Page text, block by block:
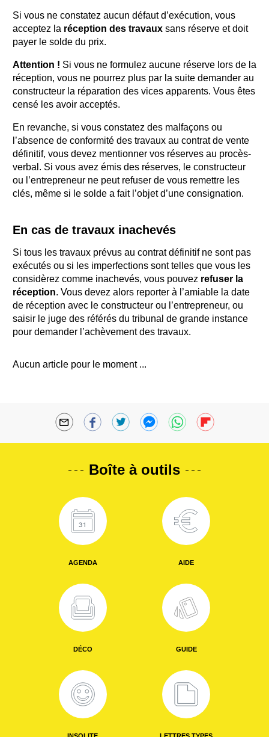
Si vous ne constatez aucun défaut d’exécution, vous
acceptez la réception des travaux sans réserve et doit
payer le solde du prix.
Attention ! Si vous ne formulez aucune réserve lors de la
réception, vous ne pourrez plus par la suite demander au
constructeur la réparation des vices apparents. Vous êtes
censé les avoir acceptés.
En revanche, si vous constatez des malfaçons ou
l’absence de conformité des travaux au contrat de vente
définitif, vous devez mentionner vos réserves au procès-
verbal. Si vous avez émis des réserves, le constructeur
ou l’entrepreneur ne peut refuser de vous remettre les
clés, même si le solde a fait l’objet d’une consignation.
En cas de travaux inachevés
Si tous les travaux prévus au contrat définitif ne sont pas
exécutés ou si les imperfections sont telles que vous les
considèrez comme inachevés, vous pouvez refuser la
réception. Vous devez alors reporter à l’amiable la date
de réception avec le constructeur ou l’entrepreneur, ou
saisir le juge des référés du tribunal de grande instance
pour demander l’achèvement des travaux.
Aucun article pour le moment ...
Boîte à outils
AGENDA AIDE
DÉCO GUIDE